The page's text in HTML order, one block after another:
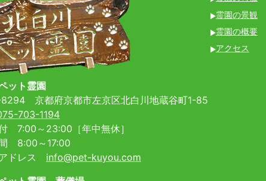
ット霊園
8294 京都府京都市左京区北白川地蔵谷町1-85
703-1194
7:00～23:00［年中無休］
8:00～17:00
ドレス info@pet-kuyou.com
霊園の景観
霊園の概要
アクセス